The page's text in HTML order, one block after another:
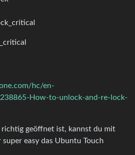
hc/en-
How-to-unlock-and-re-lock-
geöffnet ist, kannst du mit
easy das Ubuntu Touch